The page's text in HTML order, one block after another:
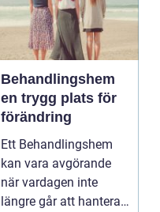
Behandlingshem
en trygg plats för
förändring
Ett Behandlingshem
kan vara avgörande
när vardagen inte
längre går att hantera